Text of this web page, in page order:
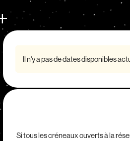
Il n'y a pas de dates disponibles
Si tous les créneaux ouverts à la